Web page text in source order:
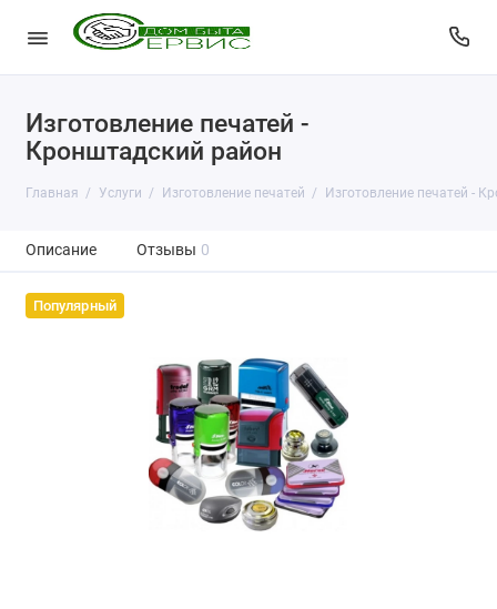
Изготовление печатей -
Кронштадский район
Главная Услуги Изготовление печатей Изготовление печатей -
Описание Отзывы 0
Популярный